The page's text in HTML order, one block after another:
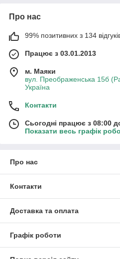
Про нас
99% позитивних з 134
Працює з 03.01.2013
м. Маяки
вул. Преображенська 15б
Україна
Контакти
Сьогодні працює з 08:00
Показати весь графік
Про нас
Контакти
Доставка та оплата
Графік роботи